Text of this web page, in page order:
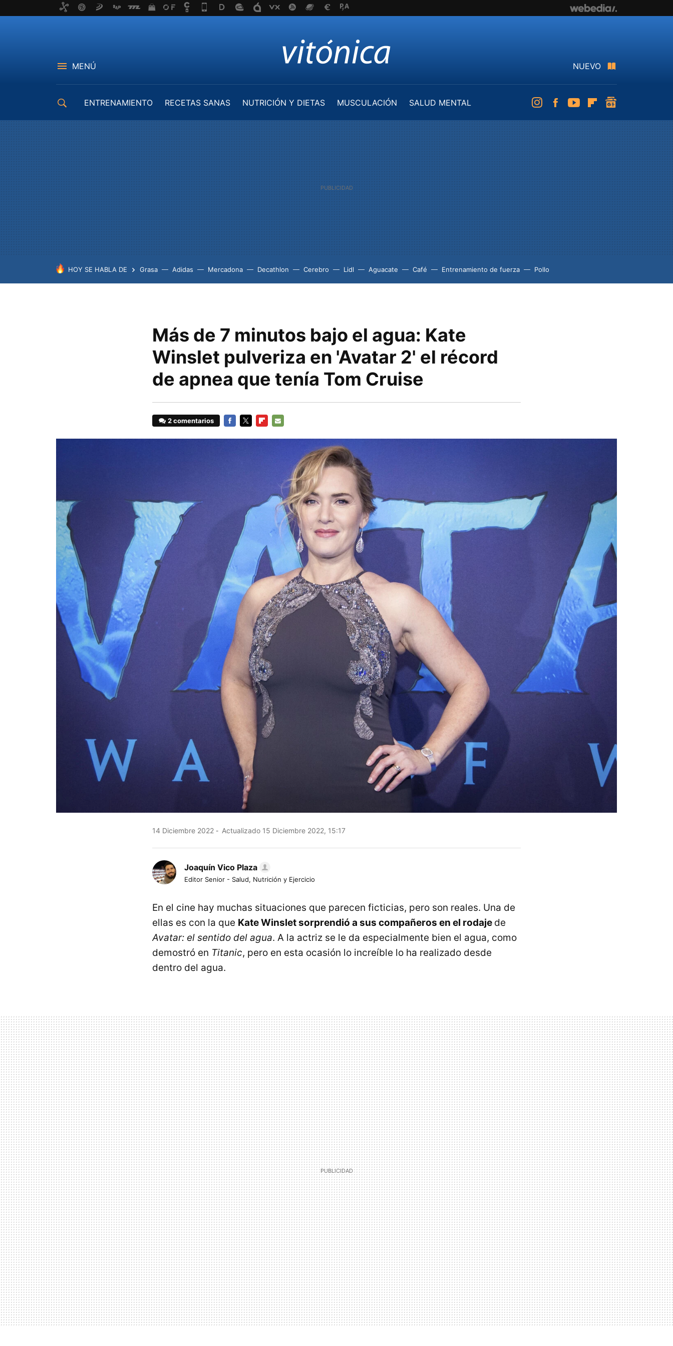
MENÚ NUEVO
ENTRENAMIENTO RECETAS SANAS NUTRICIÓN Y DIETAS MUSCULACIÓN
SALUD MENTAL
InstagramFacebookYoutubeFlipboard
HOY SE HABLA DE Grasa Adidas Mercadona Decathlon Cerebro Lidl Aguacate Café Entrenamiento de fuerza Pollo
Más de 7 minutos bajo el agua: Kate
Winslet pulveriza en 'Avatar 2' el récord
de apnea que tenía Tom Cruise
2 comentarios
14 Diciembre 2022 Actualizado 15 Diciembre 2022, 15:17
Joaquín Vico Plaza
Editor Senior - Salud, Nutrición y Ejercicio
En el cine hay muchas situaciones que parecen ficticias, pero son reales. Una de
ellas es con la que Kate Winslet sorprendió a sus compañeros en el rodaje de
Avatar: el sentido del agua. A la actriz se le da especialmente bien el agua, como
demostró en Titanic, pero en esta ocasión lo increíble lo ha realizado desde
dentro del agua.